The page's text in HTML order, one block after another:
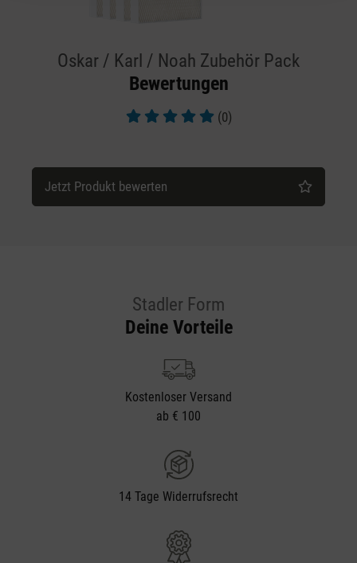
Oskar / Karl / Noah Zubehör Pack
Bewertungen
(0)
Jetzt Produkt bewerten
Stadler Form
Deine Vorteile
Kostenloser Versand
ab € 100
14 Tage Widerrufsrecht